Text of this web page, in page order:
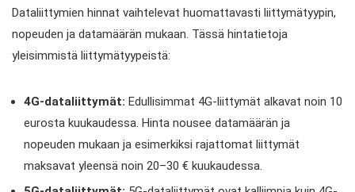
Dataliittymien hinnat vaihtelevat huomattavasti liittymätyypin,
nopeuden ja datamäärän mukaan. Tässä hintatietoja
yleisimmistä liittymätyypeistä:
4G-dataliittymät: Edullisimmat 4G-liittymät alkavat noin 10
eurosta kuukaudessa. Hinta nousee datamäärän ja
nopeuden mukaan ja esimerkiksi rajattomat liittymät
maksavat yleensä noin 20–30 € kuukaudessa.